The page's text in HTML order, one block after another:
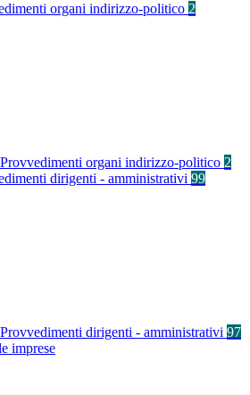
organi indirizzo-politico 2
Provvedimenti organi indirizzo-politico 2
dirigenti - amministrativi 99
Provvedimenti dirigenti - amministrativi 97
imprese